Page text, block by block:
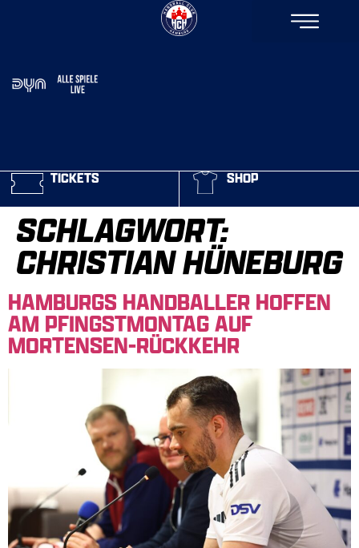
TICKETS SHOP
SCHLAGWORT:
CHRISTIAN HÜNEBURG
HAMBURGS HANDBALLER HOFFEN
AM PFINGSTMONTAG AUF
MORTENSEN-RÜCKKEHR